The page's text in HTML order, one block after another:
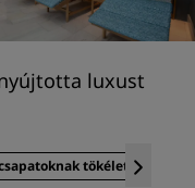
luxust
tökéletes